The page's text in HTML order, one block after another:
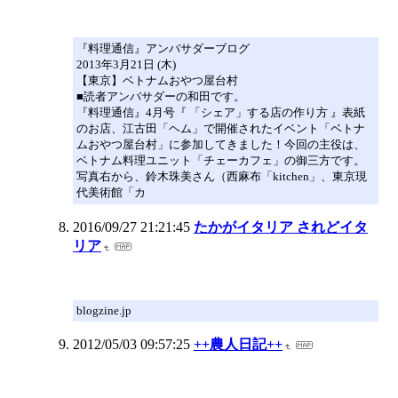
『料理通信』アンバサダーブログ
2013年3月21日 (木)
【東京】ベトナムおやつ屋台村
■読者アンバサダーの和田です。
『料理通信』4月号『 「シェア」する店の作り方 』表紙
のお店、江古田「ヘム」で開催されたイベント「ベトナ
ムおやつ屋台村」に参加してきました！今回の主役は、
ベトナム料理ユニット「チェーカフェ」の御三方です。
写真右から、鈴木珠美さん（西麻布「kitchen」、東京現
代美術館「カ
2016/09/27 21:21:45 たかがイタリア されどイタ
リア
blogzine.jp
2012/05/03 09:57:25 ++農人日記++